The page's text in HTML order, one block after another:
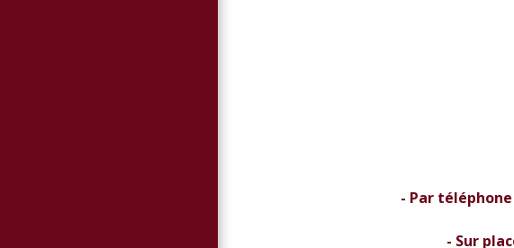
- Par téléphone
- Sur